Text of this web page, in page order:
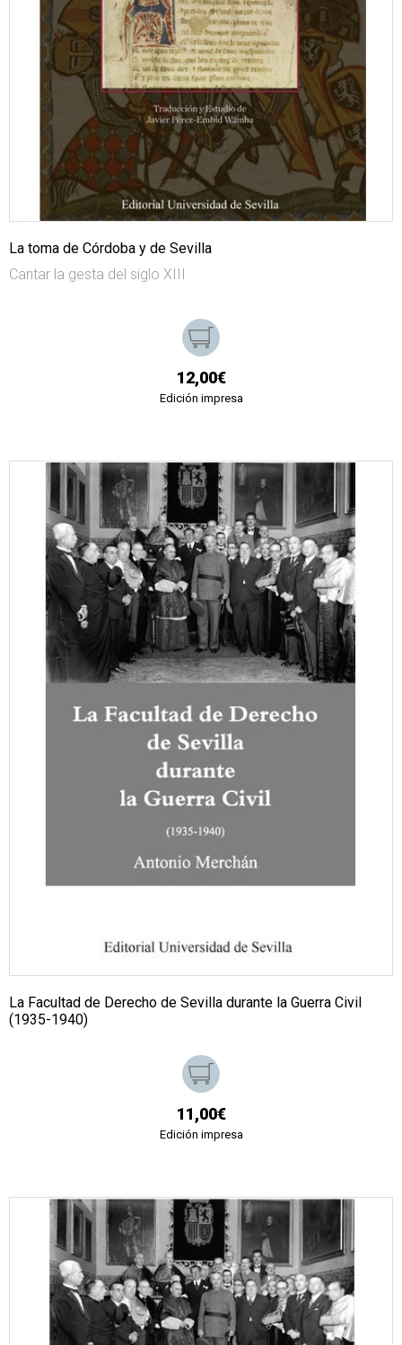
La toma de Córdoba y de Sevilla
Cantar la gesta del siglo XIII
12,00€
Edición impresa
La Facultad de Derecho de Sevilla durante la Guerra Civil
(1935-1940)
11,00€
Edición impresa